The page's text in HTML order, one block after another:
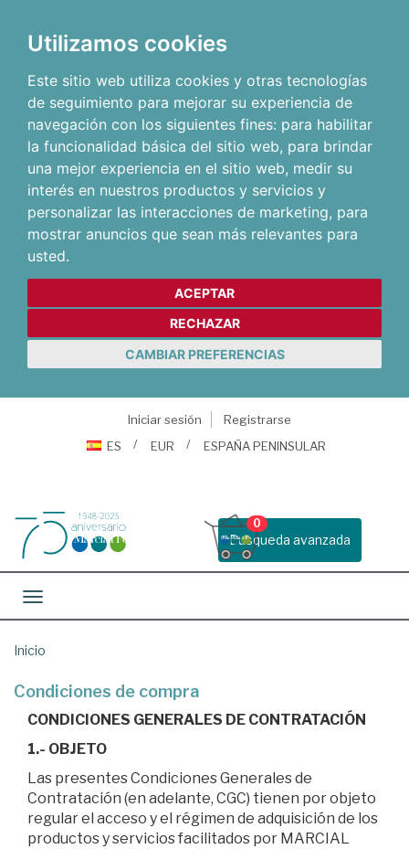
Utilizamos cookies
Este sitio web utiliza cookies y otras tecnologías
de seguimiento para mejorar su experiencia de
navegación con los siguientes fines: para habilitar
la funcionalidad básica del sitio web, para brindar
una mejor experiencia en el sitio web, medir su
interés en nuestros productos y servicios y
personalizar las interacciones de marketing, para
mostrar anuncios que sean más relevantes para
usted.
ACEPTAR
RECHAZAR
CAMBIAR PREFERENCIAS
Iniciar sesión
Registrarse
ES
EUR ESPAÑA PENINSULAR
Busqueda avanzada
0
Toggle navigation
Inicio
Condiciones de compra
CONDICIONES GENERALES DE CONTRATACIÓN
1.- OBJETO
Las presentes Condiciones Generales de
Contratación (en adelante, CGC) tienen por objeto
regular el acceso y el régimen de adquisición de los
productos y servicios facilitados por MARCIAL